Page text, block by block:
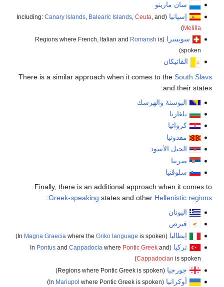
سان مارينو
إسپانيا (Including:
Canary Islands, Balearic Islands, Ceuta , and
Melilla
)
سويسرا (Regions where French, Italian and
Romansh is
spoken)
الڤاتيكان
There is a similar approach when it comes to the South Slavs
and their states:
البوسنة والهرسك
بلغاريا
كرواتيا
مقدونيا
الجبل الأسود
صربيا
سلوڤنيا
Finally, there is an additional approach when it comes to
Greek-speaking states and other Hellenistic regions
:
اليونان
قبرص
إيطاليا (In
Magna Graecia where the Griko language is spoken)
تركيا (In
Pontusand Cappadocia where Pontic Greekand
Cappadocian is spoken)
جورجيا (Regions where Pontic Greek is spoken)
أوكرانيا (In
Mariupol where Pontic Greek is spoken)